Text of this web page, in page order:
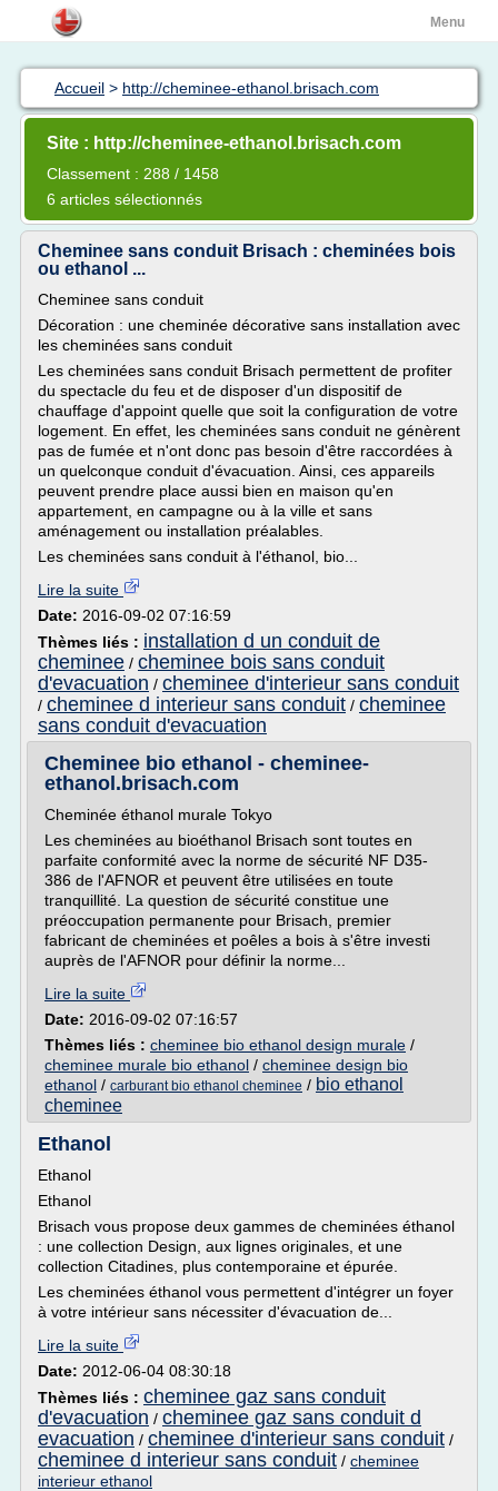
Menu
Accueil > http://cheminee-ethanol.brisach.com
Site : http://cheminee-ethanol.brisach.com
Classement : 288 / 1458
6 articles sélectionnés
Cheminee sans conduit Brisach : cheminées bois
ou ethanol ...
Cheminee sans conduit
Décoration : une cheminée décorative sans installation avec
les cheminées sans conduit
Les cheminées sans conduit Brisach permettent de profiter
du spectacle du feu et de disposer d'un dispositif de
chauffage d'appoint quelle que soit la configuration de votre
logement. En effet, les cheminées sans conduit ne génèrent
pas de fumée et n'ont donc pas besoin d'être raccordées à
un quelconque conduit d'évacuation. Ainsi, ces appareils
peuvent prendre place aussi bien en maison qu'en
appartement, en campagne ou à la ville et sans
aménagement ou installation préalables.
Les cheminées sans conduit à l'éthanol, bio...
Lire la suite
Date: 2016-09-02 07:16:59
Thèmes liés : installation d un conduit de
cheminee / cheminee bois sans conduit
d'evacuation / cheminee d'interieur sans conduit
/ cheminee d interieur sans conduit / cheminee
sans conduit d'evacuation
Cheminee bio ethanol - cheminee-
ethanol.brisach.com
Cheminée éthanol murale Tokyo
Les cheminées au bioéthanol Brisach sont toutes en
parfaite conformité avec la norme de sécurité NF D35-
386 de l'AFNOR et peuvent être utilisées en toute
tranquillité. La question de sécurité constitue une
préoccupation permanente pour Brisach, premier
fabricant de cheminées et poêles a bois à s'être investi
auprès de l'AFNOR pour définir la norme...
Lire la suite
Date: 2016-09-02 07:16:57
Thèmes liés : cheminee bio ethanol design murale /
cheminee murale bio ethanol / cheminee design bio
ethanol / carburant bio ethanol cheminee / bio ethanol
cheminee
Ethanol
Ethanol
Ethanol
Brisach vous propose deux gammes de cheminées éthanol
: une collection Design, aux lignes originales, et une
collection Citadines, plus contemporaine et épurée.
Les cheminées éthanol vous permettent d'intégrer un foyer
à votre intérieur sans nécessiter d'évacuation de...
Lire la suite
Date: 2012-06-04 08:30:18
Thèmes liés : cheminee gaz sans conduit
d'evacuation / cheminee gaz sans conduit d
evacuation / cheminee d'interieur sans conduit /
cheminee d interieur sans conduit / cheminee
interieur ethanol